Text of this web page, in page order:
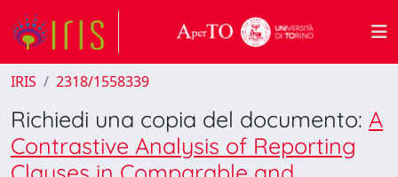
IRIS 2318/1558339
Richiedi una copia del documento: A
Contrastive Analysis of Reporting